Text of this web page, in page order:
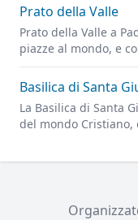
Prato della Valle
Prato della Valle a
piazze al mondo, e
delle più grandi
Basilica di Santa
La Basilica di Santa
del mondo Cristiano,